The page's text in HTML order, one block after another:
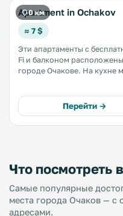
0 км
Apartment in Ochakov
≈ 7 $
Эти апартаменты с
Fi и балконом
городе Очакове. На кухне можно
белье входят в стоимость
проживания. В собственной
ванной комнате
Перейти →
Что посмотреть
Самые популярные
места города Очаков — с
адресами.